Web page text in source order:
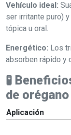
Vehículo ideal:
ser irritante puro)
tópica u oral.
Energético: Los
absorben rápido y
🧪
de
Aplicación